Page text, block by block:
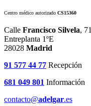
Centro médico autorizado CS15360
Calle Francisco Silvela, 71
Entreplanta 1ºE
28028 Madrid
91 577 44 77 Recepción
681 049 801 Información
contacto@adelgar.es